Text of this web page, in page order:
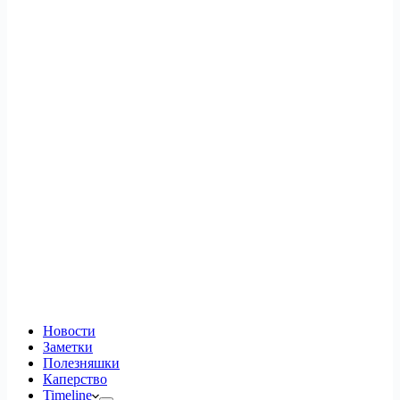
Новости
Заметки
Полезняшки
Каперство
Timeline